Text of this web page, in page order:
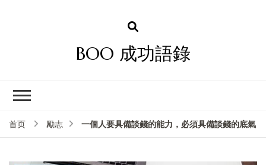
BOO 成功語錄
首页 勵志 一個人要具備談錢的能力，必須具備談錢的底氣